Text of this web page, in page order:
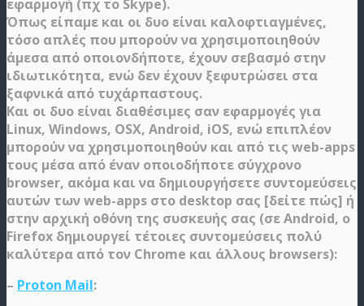
εφαρμογή (πχ το Skype).
Όπως είπαμε και οι δυο είναι καλοφτιαγμένες,
τόσο απλές που μπορούν να χρησιμοποιηθούν
άμεσα από οποιονδήποτε, έχουν σεβασμό στην
ιδιωτικότητα, ενώ δεν έχουν ξεφυτρώσει στα
ξαφνικά από τυχάρπαστους.
Και οι δυο είναι διαθέσιμες σαν εφαρμογές για
Linux, Windows, OSX, Android, iOS, ενώ επιπλέον
μπορούν να χρησιμοποιηθούν και από τις web-apps
τους μέσα από έναν οποιοδήποτε σύγχρονο
browser, ακόμα και να δημιουργήσετε συντομεύσεις
αυτών των web-apps στο desktop σας [δείτε πώς] ή
στην αρχική οθόνη της συσκευής σας (σε Android, o
Firefox δημιουργεί τέτοιες συντομεύσεις πολύ
καλύτερα από τον Chrome και άλλους browsers):
– Proton Mail: